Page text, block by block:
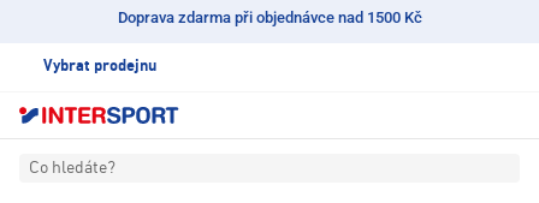
Doprava zdarma při objednávce nad 1500 Kč
Vybrat prodejnu
Co hledáte?